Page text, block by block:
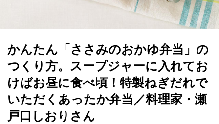
かんたん「ささみのおかゆ弁当」の
つくり方。スープジャーに入れてお
けばお昼に食べ頃！特製ねぎだれで
いただくあったか弁当／料理家・瀬
戸口しおりさん